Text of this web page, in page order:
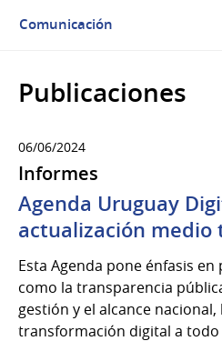
Comunicación
Publicaciones
06/06/2024
Informes
Agenda Uruguay
actualización medio
Esta Agenda pone énfasis
como la transparencia
gestión y el alcance
transformación digital a todo